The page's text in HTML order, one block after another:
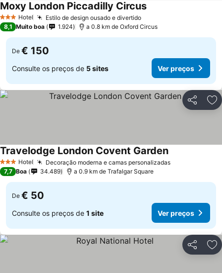
3 EstrelasHotel Estilo de design ousado e divertidoVer preços
Moxy London Piccadilly CircusVer preços
8,1 Muito boa 1.924 a 0.8 km de Oxford Circus
De € 150
Consulte os preços de 5 sites Ver preços
Partilhar
3 EstrelasHotel Decoração moderna e camas personalizadasVer preços
Travelodge London Covent GardenVer preços
7,7 Boa 34.489 a 0.9 km de Trafalgar Square
De € 50
Consulte os preços de 1 site Ver preços
Partilhar